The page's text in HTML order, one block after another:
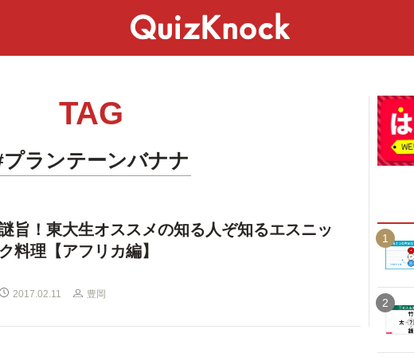
TAG
プランテーンバナナ
旨！東大生オススメの知る人ぞ知るエスニッ
ク料理【アフリカ編】
2017.02.11 豊岡
1
2